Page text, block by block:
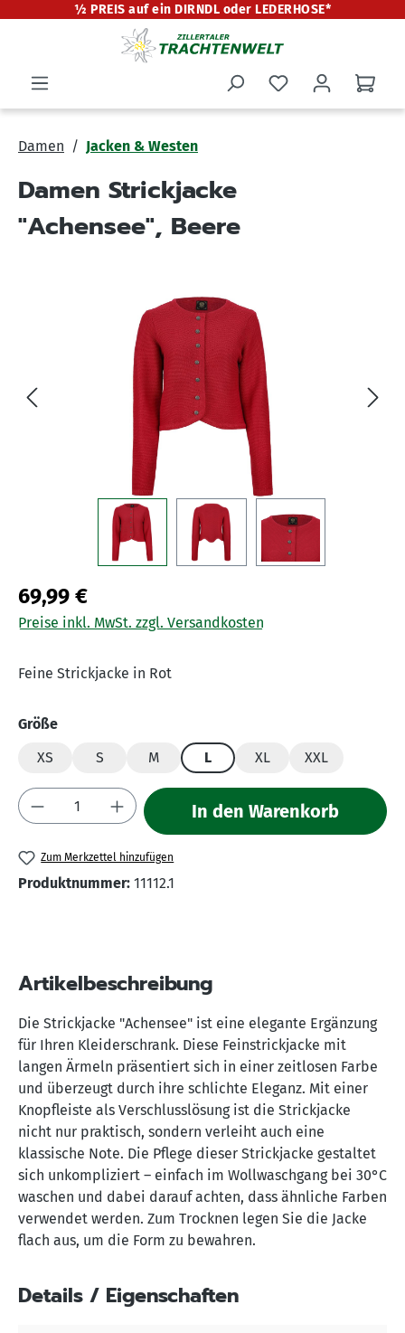
springen
½ PREIS auf ein DIRNDL oder LEDERHOSE*
Damen Jacken & Westen
Damen Strickjacke
"Achensee", Beere
Bildergalerie überspringen
69,99 €
Preise inkl. MwSt. zzgl. Versandkosten
Feine Strickjacke in Rot
Größeauswählen
XS
S M L XL XXL
Produkt Anzahl: Gib den gewünschten
In den Warenkorb
Zum Merkzettel hinzufügen
Produktnummer: 11112.1
Artikelbeschreibung
Die Strickjacke "Achensee" ist eine elegante Ergänzung
für Ihren Kleiderschrank. Diese Feinstrickjacke mit
langen Ärmeln präsentiert sich in einer zeitlosen Farbe
und überzeugt durch ihre schlichte Eleganz. Mit einer
Knopfleiste als Verschlusslösung ist die Strickjacke
nicht nur praktisch, sondern verleiht auch eine
klassische Note. Die Pflege dieser Strickjacke gestaltet
sich unkompliziert – einfach im Wollwaschgang bei 30°C
waschen und dabei darauf achten, dass ähnliche Farben
verwendet werden. Zum Trocknen legen Sie die Jacke
flach aus, um die Form zu bewahren.
Details / Eigenschaften